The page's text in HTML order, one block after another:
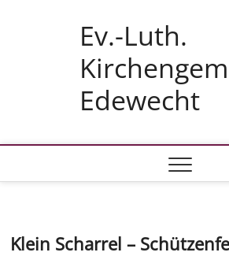
Ev.-Luth.
Edewecht
Klein Scharrel –